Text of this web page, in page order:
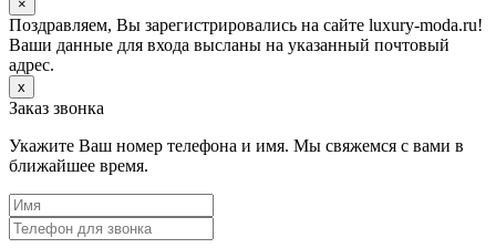
×
Поздравляем, Вы зарегистрировались на сайте luxury-moda.ru!
Ваши данные для входа высланы на указанный почтовый
адрес.
x
Заказ звонка
Укажите Ваш номер телефона и имя. Мы свяжемся с вами в
ближайшее время.